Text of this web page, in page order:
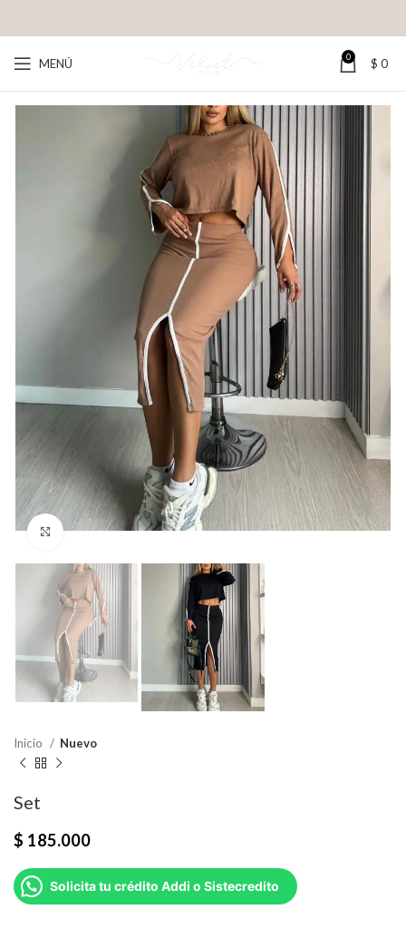
MENÚ 0 $ 0
Click para agrandar
Inicio Nuevo
Set
$ 185.000
Solicita tu crédito Addi o Sistecredito